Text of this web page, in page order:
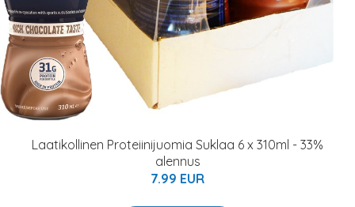
Laatikollinen Proteiinijuomia Suklaa 6 x 310ml - 33%
alennus
7.99 EUR